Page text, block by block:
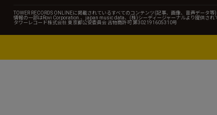
TOWER RECORDS ONLINEに掲載されているすべてのコンテンツ(記事、画像、音声データ
情報の一部はRovi Corporation.、japan music data、(株)シーディージャーナルより提供され
タワーレコード株式会社 東京都公安委員会 古物商許可 第302191605310号